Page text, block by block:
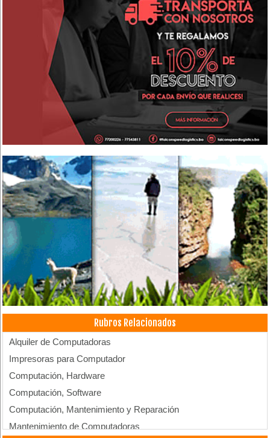
Rubros Relacionados
Alquiler de Computadoras
Impresoras para Computador
Computación, Hardware
Computación, Software
Computación, Mantenimiento y Reparación
Mantenimiento de Computadoras